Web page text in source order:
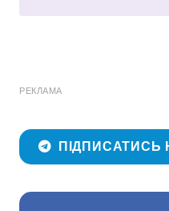
РЕКЛАМА
ПІДПИСАТИСЬ